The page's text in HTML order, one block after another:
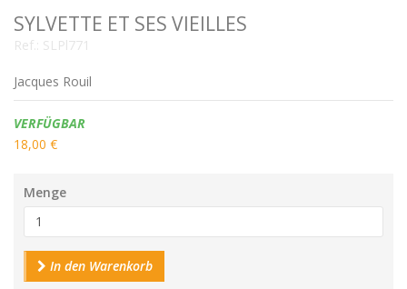
SYLVETTE ET SES VIEILLES
Ref.: SLPl771
Jacques Rouil
Verfügbarkeit:
VERFÜGBAR
18,00 €
Menge
In den Warenkorb